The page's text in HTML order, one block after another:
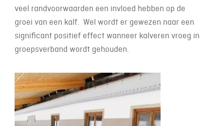
veel randvoorwaarden een invloed hebben op de
groei van een kalf. Wel wordt er gewezen naar een
significant positief effect wanneer kalveren vroeg in
groepsverband wordt gehouden.